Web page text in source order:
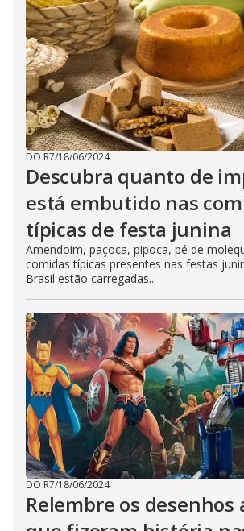
DO R7/18/06/2024
Descubra quanto de
está embutido nas
típicas de festa junina
Amendoim, paçoca, pipoca, pé de
comidas típicas presentes nas festas
Brasil estão carregadas...
DO R7/18/06/2024
Relembre os desenhos